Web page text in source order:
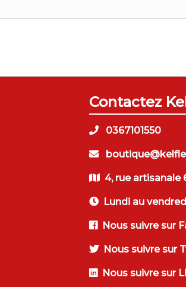
Contactez
0367101550
4, rue artisanale
Lundi au
Nous suivre sur
Nous suivre sur
Nous suivre sur